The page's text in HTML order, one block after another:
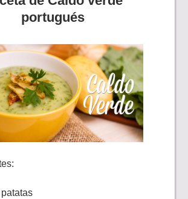
portugués